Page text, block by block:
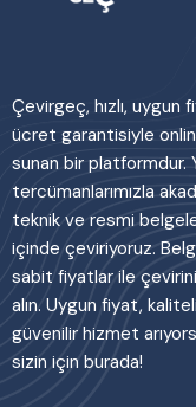
Çevirgeç, hızlı, uygun
ücret garantisiyle
sunan bir platformdur.
tercümanlarımızla
teknik ve resmi
içinde çeviriyoruz.
sabit fiyatlar ile
alın. Uygun fiyat,
güvenilir hizmet
sizin için burada!